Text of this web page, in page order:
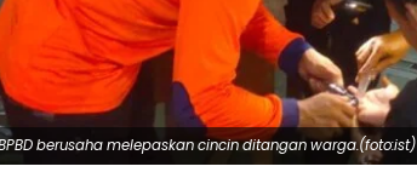
berusaha melepaskan cincin ditangan warga.(foto:ist)